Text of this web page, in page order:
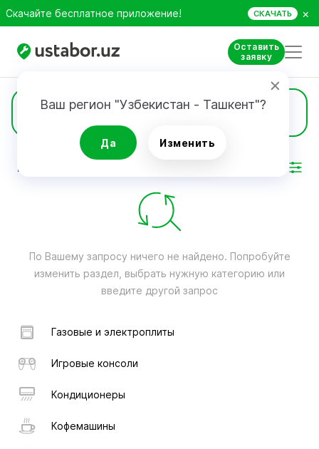
Скачайте бесплатное приложение! СКАЧАТЬ ×
Оставить
заявку
Ваш регион "Узбекистан - Ташкент"?
Да Изменить
Кофемашины
РЕЗУЛЬТАТ
По Вашему запросу ничего не найдено. Попробуйте
изменить раздел, выбрать нужную категорию или
введите другой запрос
Газовые и электроплиты
Игровые консоли
Кондиционеры
Кофемашины